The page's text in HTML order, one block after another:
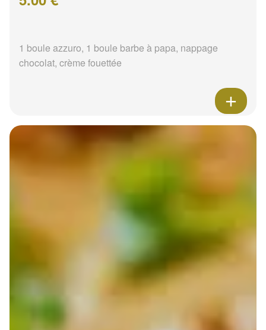
1 boule azzuro, 1 boule barbe à papa, nappage
chocolat, crème fouettée